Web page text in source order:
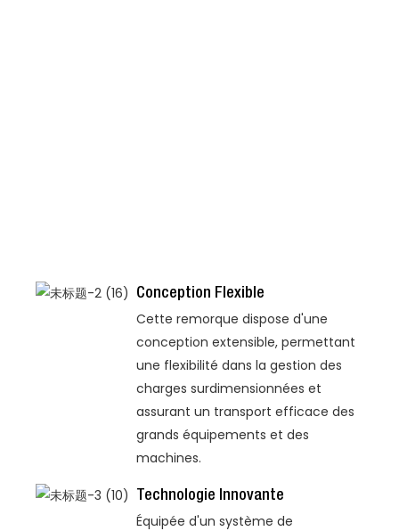
Conception Flexible
Cette remorque dispose d'une
conception extensible, permettant
une flexibilité dans la gestion des
charges surdimensionnées et
assurant un transport efficace des
grands équipements et des
machines.
Technologie Innovante
Équipée d'un système de